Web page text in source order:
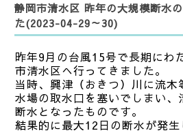
静岡市清水区 昨年の大規模断水
た(2023-04-29～30)
昨年9月の台風15号で長期にわ
市清水区へ行ってきました。
当時、興津（おきつ）川に流木
水場の取水口を塞いでしまい、
断水となったものです。
結果的に最大12日の断水が発生